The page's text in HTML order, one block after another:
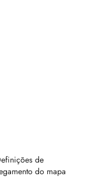
de
do mapa